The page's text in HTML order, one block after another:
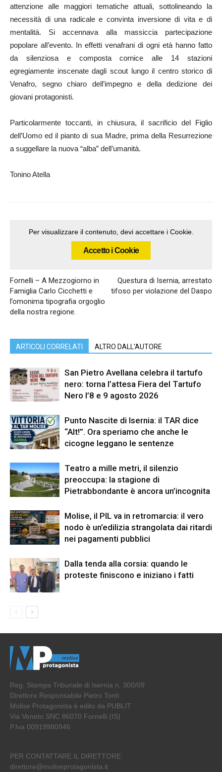
attenzione alle maggiori tematiche attuali, sottolineando la
necessità di una radicale e convinta inversione di vita e di
mentalità. Si accennava alla massiccia partecipazione
popolare all’evento. In effetti venafrani di ogni età hanno fatto
da silenziosa e composta cornice alle 14 stazioni
egregiamente inscenate dagli scout lungo il centro storico di
Venafro, segno chiaro dell’impegno e della dedizione dei
giovani protagonisti.
Particolarmente toccanti, in chiusura, il sacrificio del Figlio
dell’Uomo ed il pianto di sua Madre, prima della Resurrezione
a suggellare la nuova “alba” dell’umanità.
Tonino Atella
Per visualizzare il contenuto, devi accettare i Cookie.
Accetto i Cookie
Fornelli – A Mezzogiorno in
Famiglia Carlo Cicchetti e
l’omonima tipografia orgoglio
della nostra regione.
Questura di Isernia, arrestato
tifoso per violazione del Daspo
ARTICOLI CORRELATI ALTRO DALL'AUTORE
San Pietro Avellana celebra il tartufo
nero: torna l’attesa Fiera del Tartufo
Nero l’8 e 9 agosto 2026
Punto Nascite di Isernia: il TAR dice
“Alt!”. Ora speriamo che anche le
cicogne leggano le sentenze
Teatro a mille metri, il silenzio
preoccupa: la stagione di
Pietrabbondante è ancora un’incognita
Molise, il PIL va in retromarcia: il vero
nodo è un’edilizia strangolata dai ritardi
nei pagamenti pubblici
Dalla tenda alla corsia: quando le
proteste finiscono e iniziano i fatti
Reg. Stampa Tribunale di Isernia n. 300/09
Direttore Responsabile Pietro Tonti
Molise Protagonista è edito da PUBLIT
Via Veneto SNC 86070 Fornelli (IS)
P.Iva 00919980946
PER CONTATTARE IL DIRETTORE:
direttore@moliseprotagonista.it